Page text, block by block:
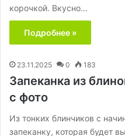
корочкой. Вкусно…
Подробнее »
23.11.2025 0 183
Запеканка из
с фото
Из тонких блинчиков с
запеканку, которая будет